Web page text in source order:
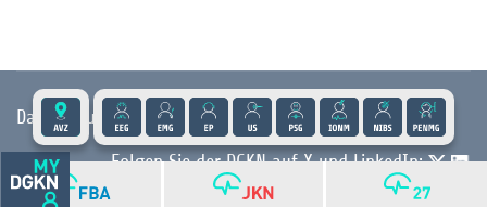
Datenschutz |Impressum| Kontakt | Presse
Folgen Sie der DGKN auf X und LinkedIn: